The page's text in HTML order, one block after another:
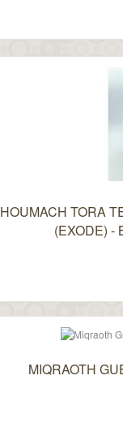
HOUMACH TORA
(EXODE) -
MIQRAOTH